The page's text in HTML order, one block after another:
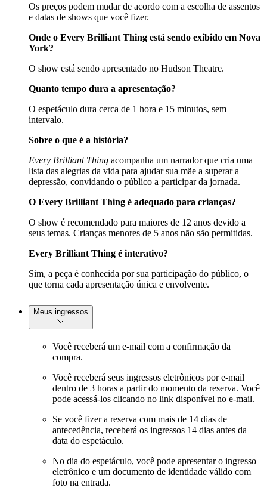
Os preços podem mudar de acordo com a escolha de assentos
e datas de shows que você fizer.
Onde o Every Brilliant Thing está sendo exibido em Nova
York?
O show está sendo apresentado no Hudson Theatre.
Quanto tempo dura a apresentação?
O espetáculo dura cerca de 1 hora e 15 minutos, sem
intervalo.
Sobre o que é a história?
Every Brilliant Thing acompanha um narrador que cria uma
lista das alegrias da vida para ajudar sua mãe a superar a
depressão, convidando o público a participar da jornada.
O Every Brilliant Thing é adequado para crianças?
O show é recomendado para maiores de 12 anos devido a
seus temas. Crianças menores de 5 anos não são permitidas.
Every Brilliant Thing é interativo?
Sim, a peça é conhecida por sua participação do público, o
que torna cada apresentação única e envolvente.
Meus ingressos
Você receberá um e-mail com a confirmação da
compra.
Você receberá seus ingressos eletrônicos por e-mail
dentro de 3 horas a partir do momento da reserva. Você
pode acessá-los clicando no link disponível no e-mail.
Se você fizer a reserva com mais de 14 dias de
antecedência, receberá os ingressos 14 dias antes da
data do espetáculo.
No dia do espetáculo, você pode apresentar o ingresso
eletrônico e um documento de identidade válido com
foto na entrada.